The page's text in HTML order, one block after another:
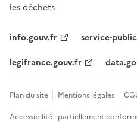
les déchets
info.gouv.fr
service-
legifrance.gouv.fr
Plan du site Mentions légales
Accessibilité : partiellement